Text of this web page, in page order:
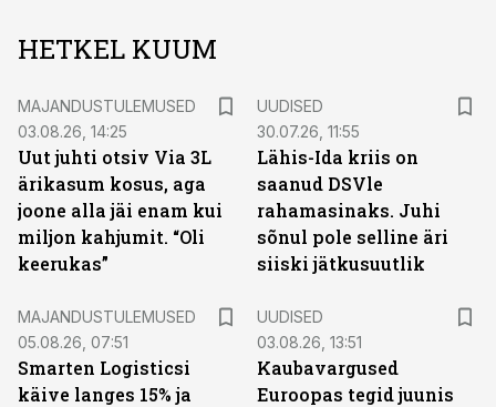
HETKEL KUUM
MAJANDUSTULEMUSED
03.08.26, 14:25
Uut juhti otsiv Via 3L
ärikasum kosus, aga
joone alla jäi enam kui
miljon kahjumit. “Oli
keerukas”
UUDISED
30.07.26, 11:55
Lähis-Ida kriis on
saanud DSVle
rahamasinaks. Juhi
sõnul pole selline äri
siiski jätkusuutlik
MAJANDUSTULEMUSED
05.08.26, 07:51
Smarten Logisticsi
käive langes 15% ja
UUDISED
03.08.26, 13:51
Kaubavargused
Euroopas tegid juunis